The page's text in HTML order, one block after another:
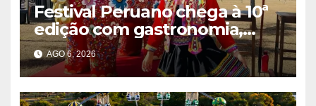
Festival Peruano chega à 10ª
edição com gastronomia,
música e entrada solidária em
Brasília
AGO 6, 2026